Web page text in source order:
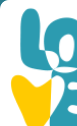
You are here:Home»
» ARABICA COFFEE
ARABICA